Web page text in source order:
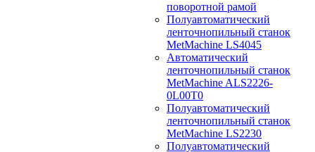
поворотной рамой
Полуавтоматический
ленточнопильный станок
MetMachine LS4045
Автоматический
ленточнопильный станок
MetMachine ALS2226-
0L00T0
Полуавтоматический
ленточнопильный станок
MetMachine LS2230
Полуавтоматический